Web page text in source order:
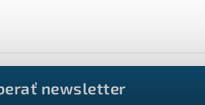
newsletter